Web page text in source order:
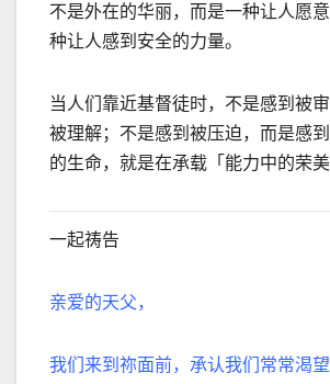
不是外在的华丽，而是一种让人愿
种让人感到安全的力量。
当人们靠近基督徒时，不是感到被
被理解；不是感到被压迫，而是感
的生命，就是在承载「能力中的荣美
一起祷告
亲爱的天父，
我们来到祢面前，承认我们常常渴